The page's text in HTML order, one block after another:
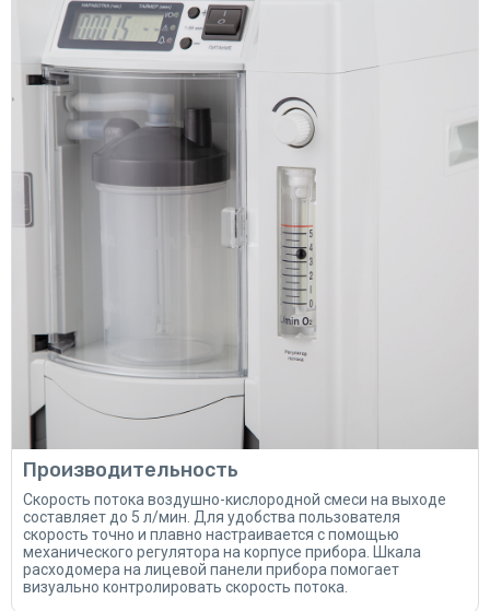
Производительность
Скорость потока воздушно-кислородной смеси на выходе
составляет до 5 л/мин. Для удобства пользователя
скорость точно и плавно настраивается с помощью
механического регулятора на корпусе прибора. Шкала
расходомера на лицевой панели прибора помогает
визуально контролировать скорость потока.